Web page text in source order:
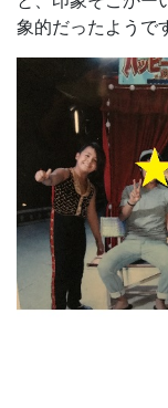
象的だったようで